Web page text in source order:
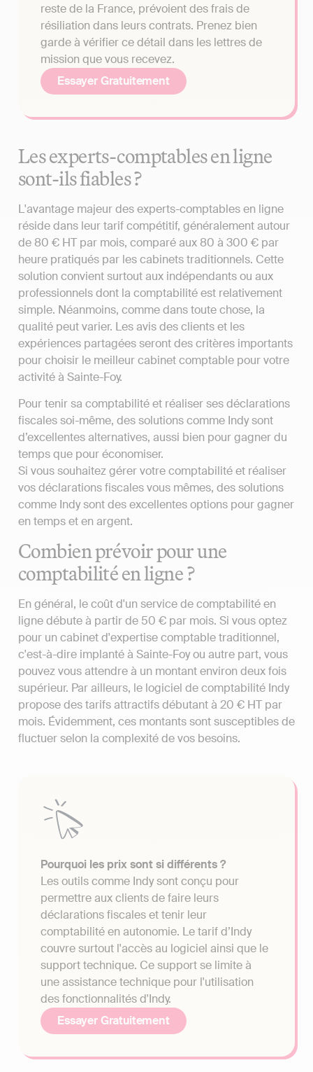
reste de la France, prévoient des frais de
résiliation dans leurs contrats. Prenez bien
garde à vérifier ce détail dans les lettres de
mission que vous recevez.
Essayer Gratuitement
Les experts-comptables en ligne
sont-ils fiables ?
L'avantage majeur des experts-comptables en ligne
réside dans leur tarif compétitif, généralement autour
de 80 € HT par mois, comparé aux 80 à 300 € par
heure pratiqués par les cabinets traditionnels. Cette
solution convient surtout aux indépendants ou aux
professionnels dont la comptabilité est relativement
simple. Néanmoins, comme dans toute chose, la
qualité peut varier. Les avis des clients et les
expériences partagées seront des critères importants
pour choisir le meilleur cabinet comptable pour votre
activité à Sainte-Foy.
Pour tenir sa comptabilité et réaliser ses déclarations
fiscales soi-même, des solutions comme Indy sont
d’excellentes alternatives, aussi bien pour gagner du
temps que pour économiser.
Si vous souhaitez gérer votre comptabilité et réaliser
vos déclarations fiscales vous mêmes, des solutions
comme Indy sont des excellentes options pour gagner
en temps et en argent.
Combien prévoir pour une
comptabilité en ligne ?
En général, le coût d'un service de comptabilité en
ligne débute à partir de 50 € par mois. Si vous optez
pour un cabinet d'expertise comptable traditionnel,
c'est-à-dire implanté à Sainte-Foy ou autre part, vous
pouvez vous attendre à un montant environ deux fois
supérieur. Par ailleurs, le logiciel de comptabilité Indy
propose des tarifs attractifs débutant à 20 € HT par
mois. Évidemment, ces montants sont susceptibles de
fluctuer selon la complexité de vos besoins.
Pourquoi les prix sont si différents ?
Les outils comme Indy sont conçu pour
permettre aux clients de faire leurs
déclarations fiscales et tenir leur
comptabilité en autonomie. Le tarif d’Indy
couvre surtout l'accès au logiciel ainsi que le
support technique. Ce support se limite à
une assistance technique pour l'utilisation
des fonctionnalités d'Indy.
Essayer Gratuitement